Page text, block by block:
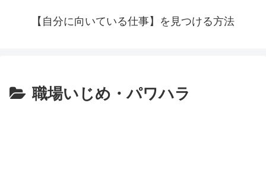
【自分に向いている仕事】を見つける方法
職場いじめ・パワハラ